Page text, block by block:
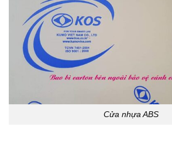
Cửa nhựa ABS